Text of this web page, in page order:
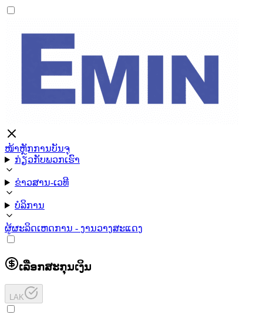
ໜ້າຫຼັກການບັນຈຸ
ກ່ຽວກັບພວກເຮົາ
ຂ່າວສານ-ເວທີ
ບໍລິການ
ຜູ້ຜະລິດເຫດການ - ງານວາງສະແດງ
ເລືອກສະກຸນເງິນ
LAK